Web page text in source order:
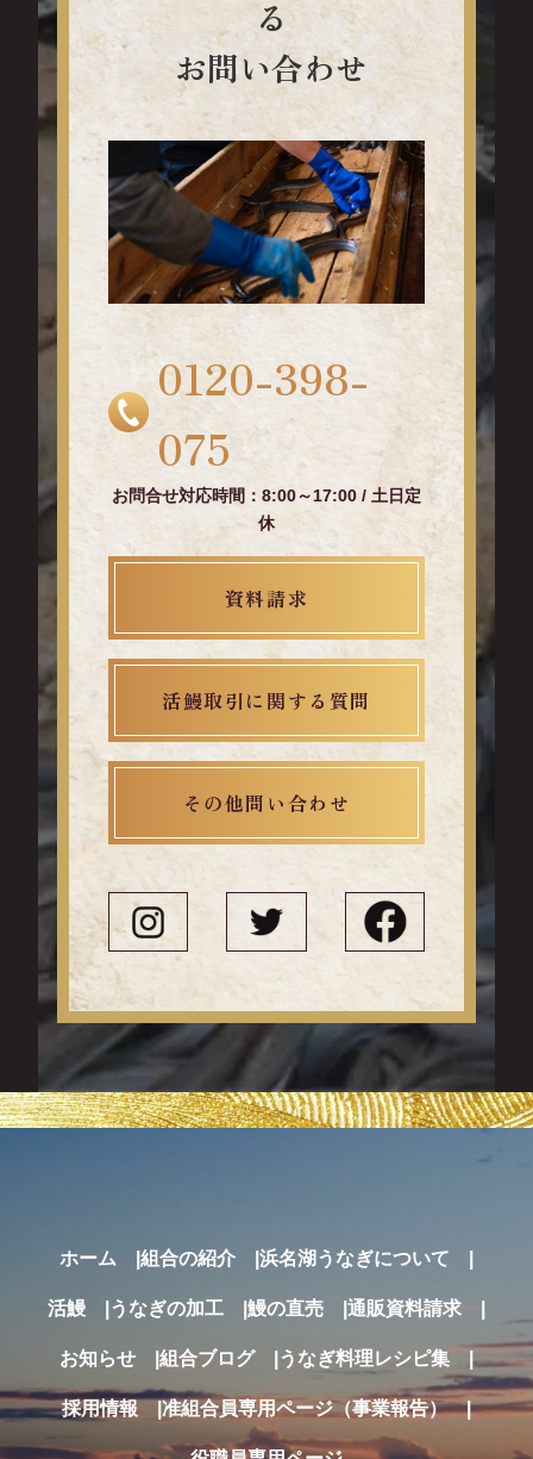
る
お問い合わせ
0120-398-
075
お問合せ対応時間：8:00～17:00 / 土日定
休
資料請求
活鰻取引に関する質問
その他問い合わせ
ホーム 組合の紹介 浜名湖うなぎについて
活鰻 うなぎの加工 鰻の直売 通販資料請求
お知らせ 組合ブログ うなぎ料理レシピ集
採用情報 准組合員専用ページ（事業報告）